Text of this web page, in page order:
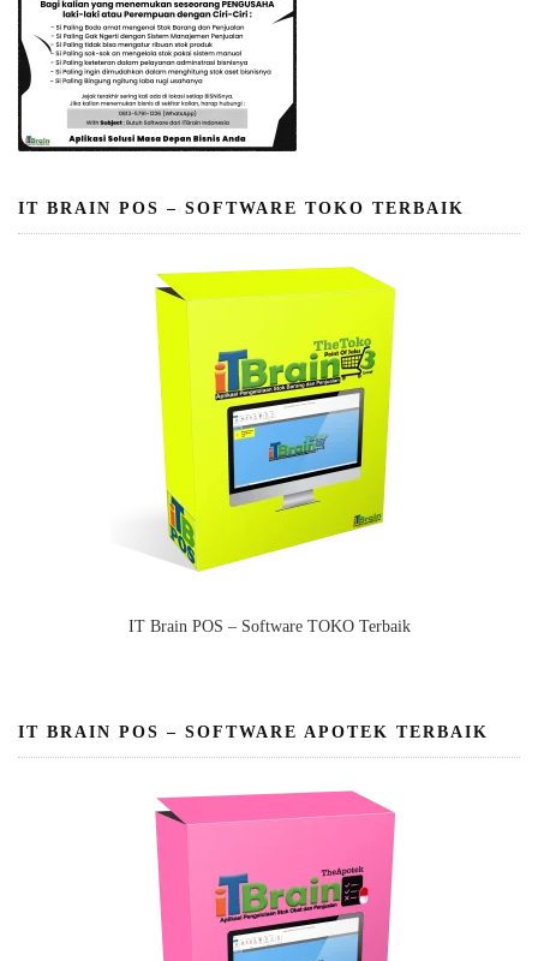
IT BRAIN POS – SOFTWARE TOKO TERBAIK
IT Brain POS – Software TOKO Terbaik
IT BRAIN POS – SOFTWARE APOTEK TERBAIK